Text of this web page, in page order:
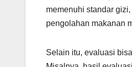
memenuhi standar
pengolahan makanan
Selain itu, evaluasi